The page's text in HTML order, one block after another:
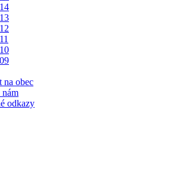
na obec
nám
odkazy